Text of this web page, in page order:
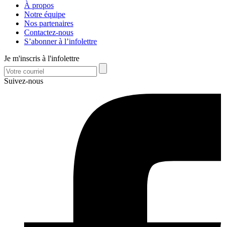
À propos
Notre équipe
Nos partenaires
Contactez-nous
S’abonner à l’infolettre
Je m'inscris à l'infolettre
Suivez-nous